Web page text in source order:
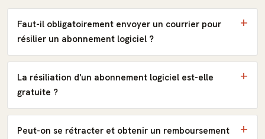
Faut-il obligatoirement envoyer un courrier pour
résilier un abonnement logiciel ?
La résiliation d'un abonnement logiciel est-elle
gratuite ?
Peut-on se rétracter et obtenir un remboursement